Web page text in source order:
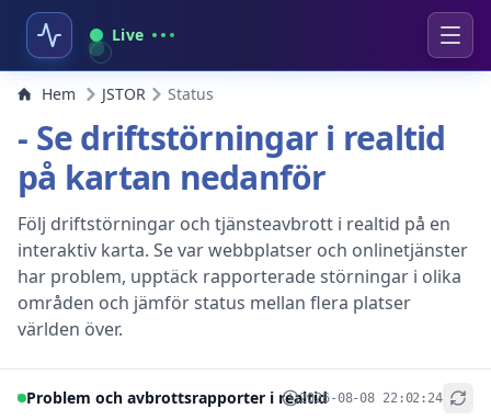
Live
Hem JSTOR Status
- Se driftstörningar i realtid
på kartan nedanför
Följ driftstörningar och tjänsteavbrott i realtid på en
interaktiv karta. Se var webbplatser och onlinetjänster
har problem, upptäck rapporterade störningar i olika
områden och jämför status mellan flera platser
världen över.
Problem och avbrottsrapporter i realtid2026-08-08 22:02:24
+